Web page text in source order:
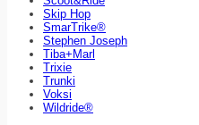
Skip Hop
SmarTrike®
Stephen Joseph
Tiba+Marl
Trixie
Trunki
Voksi
Wildride®